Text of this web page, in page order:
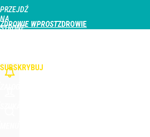
PRZEJDŹ
NA
STRONĘ
ZDROWIE WPROST
SUBSKRYBUJ